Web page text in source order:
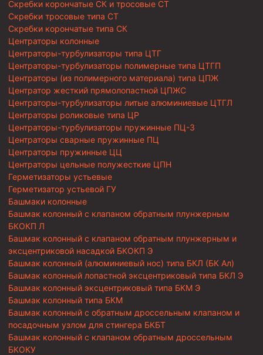
Скребки корончатые СК и тросовые СТ
Скребки тросовые типа СТ
Скребки корончатые типа СК
Центраторы колонные
Центраторы-турбулизаторы типа ЦТГ
Центраторы-турбулизаторы полимерные типа ЦТГП
Центраторы (из полимерного материала) типа ЦПЖ
Центратор жесткий прямолопастной ЦПЖС
Центраторы-турбулизаторы литые алюминиевые ЦТГЛ
Центраторы роликовые типа ЦР
Центраторы-турбулизаторы пружинные ПЦ-3
Центраторы сварные пружинные ПЦ
Центраторы пружинные ЦЦ
Центраторы цельные полужесткие ЦПН
Герметизаторы устьевые
Герметизатор устьевой ГУ
Башмаки колонные
Башмак колонный с клапаном обратным плунжерным
БКОКП Л
Башмак колонный с клапаном обратным плунжерным и
эксцентриковой насадкой БКОКП Э
Башмак колонный (алюминиевый нос) типа БКЛ (БК Ал)
Башмак колонный лопастной эксцентриковый типа БКЛ Э
Башмак колонный эксцентриковый типа БКМ Э
Башмак колонный типа БКМ
Башмак колонный с обратным дроссельным клапаном и
посадочным узлом для стингера БКБТ
Башмак колонный с клапаном обратным дроссельным
БКОКУ